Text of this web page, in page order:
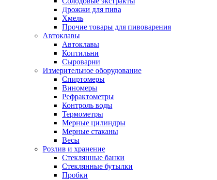
Дрожжи для пива
Хмель
Прочие товары для пивоварения
Автоклавы
Автоклавы
Коптильни
Сыроварни
Измерительное оборудование
Спиртомеры
Виномеры
Рефрактометры
Контроль воды
Термометры
Мерные цилиндры
Мерные стаканы
Весы
Розлив и хранение
Стеклянные банки
Стеклянные бутылки
Пробки